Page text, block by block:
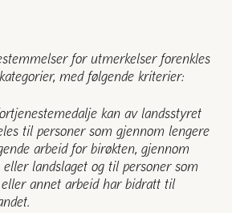
for utmerkelser forenkles
med følgende kriterier:
kan av landsstyret
til perso­ner som gjennom lengere
arbei­d for birøkten, gjennom
lands­laget og til personer som
annet arbeid har bidratt til